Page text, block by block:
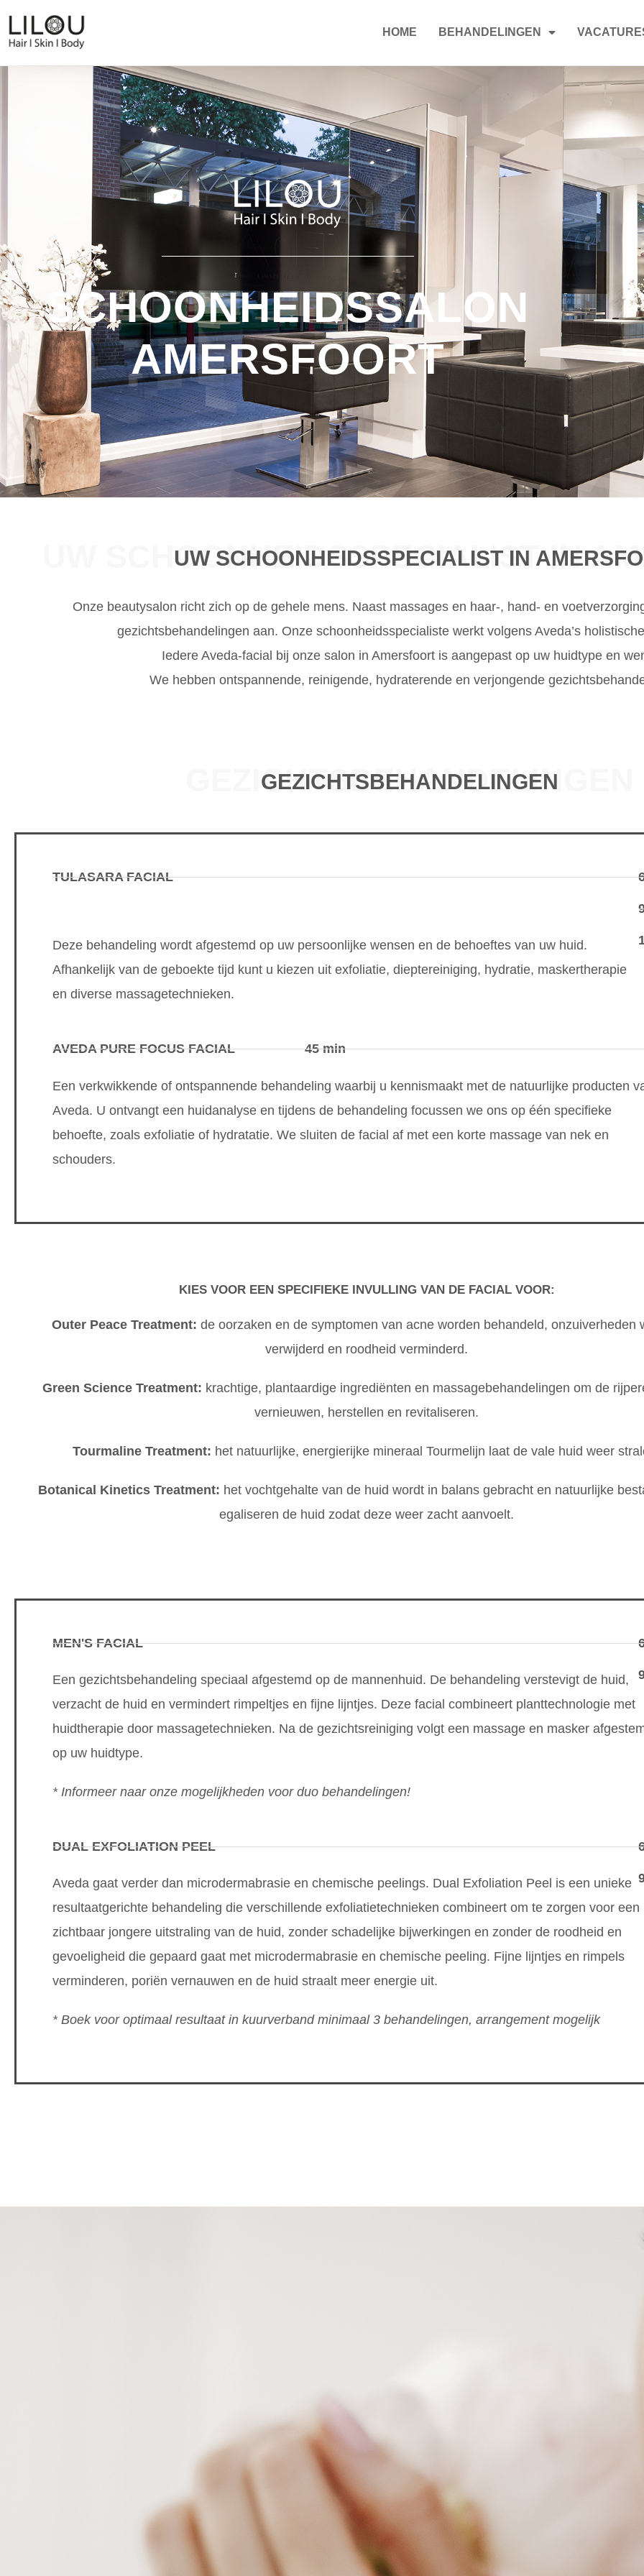
HOME BEHANDELINGEN
SCHOONHEIDSSALON
AMERSFOORT
UW SCHOONHEIDSSPECIALIST IN
UW SCHOONHEIDSSPECIALIST IN
Onze beautysalon richt zich op de gehele mens. Naast massages en haar-, hand- en
gezichtsbehandelingen aan. Onze schoonheidsspecialiste werkt volgens Aveda’s
Iedere Aveda-facial bij onze salon in Amersfoort is aangepast op uw huidtype en
We hebben ontspannende, reinigende, hydraterende en verjongende
GEZICHTSBEHANDELINGEN
GEZICHTSBEHANDELINGEN
TULASARA FACIAL
Deze behandeling wordt afgestemd op uw persoonlijke wensen en de behoeftes van uw huid.
Afhankelijk van de geboekte tijd kunt u kiezen uit exfoliatie, dieptereiniging, hydratie, maskertherapie
en diverse massagetechnieken.
AVEDA PURE FOCUS FACIAL 45 min
Een verkwikkende of ontspannende behandeling waarbij u kennismaakt met de natuurlijke producten
Aveda. U ontvangt een huidanalyse en tijdens de behandeling focussen we ons op één specifieke
behoefte, zoals exfoliatie of hydratatie. We sluiten de facial af met een korte massage van nek en
schouders.
KIES VOOR EEN SPECIFIEKE INVULLING VAN DE FACIAL VOOR:
Outer Peace Treatment: de oorzaken en de symptomen van acne worden behandeld, onzuiverheden
verwijderd en roodheid verminderd.
Green Science Treatment: krachtige, plantaardige ingrediënten en massagebehandelingen om de
vernieuwen, herstellen en revitaliseren.
Tourmaline Treatment: het natuurlijke, energierijke mineraal Tourmelijn laat de vale huid weer
Botanical Kinetics Treatment: het vochtgehalte van de huid wordt in balans gebracht en natuurlijke
egaliseren de huid zodat deze weer zacht aanvoelt.
MEN'S FACIAL
Een gezichtsbehandeling speciaal afgestemd op de mannenhuid. De behandeling verstevigt de huid,
verzacht de huid en vermindert rimpeltjes en fijne lijntjes. Deze facial combineert planttechnologie met
huidtherapie door massagetechnieken. Na de gezichtsreiniging volgt een massage en masker
op uw huidtype.
* Informeer naar onze mogelijkheden voor duo behandelingen!
DUAL EXFOLIATION PEEL
Aveda gaat verder dan microdermabrasie en chemische peelings. Dual Exfoliation Peel is een unieke
resultaatgerichte behandeling die verschillende exfoliatietechnieken combineert om te zorgen voor een
zichtbaar jongere uitstraling van de huid, zonder schadelijke bijwerkingen en zonder de roodheid en
gevoeligheid die gepaard gaat met microdermabrasie en chemische peeling. Fijne lijntjes en rimpels
verminderen, poriën vernauwen en de huid straalt meer energie uit.
* Boek voor optimaal resultaat in kuurverband minimaal 3 behandelingen, arrangement mogelijk